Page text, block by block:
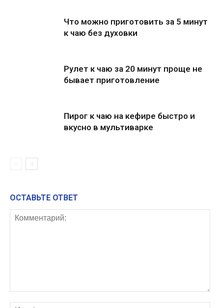
Что можно приготовить за 5 минут
к чаю без духовки
Рулет к чаю за 20 минут проще не
бывает приготовление
Пирог к чаю на кефире быстро и
вкусно в мультиварке
ОСТАВЬТЕ ОТВЕТ